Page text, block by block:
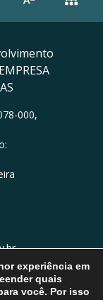
000,
experiência em
quais
você. Por isso